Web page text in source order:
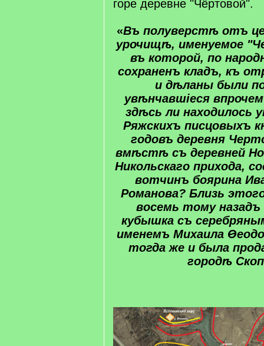
горе деревне "Чёртовой".
«Въ полуверстѣ отъ
урочищѣ​, именуемое
въ которой, по
сохраненъ кладъ, къ
и дѣланы были
увѣнчавшіеся
здѣсь ли находилось
Ряжскихъ​ писцовыхъ
годовъ деревня
вмѣстѣ съ деревней
Никольскаго прихода,
вотчинъ боярина
Романова​? ​Близь​
восемь тому назадъ
кубышка съ
именемъ Михаила
тогда же и была
городѣ